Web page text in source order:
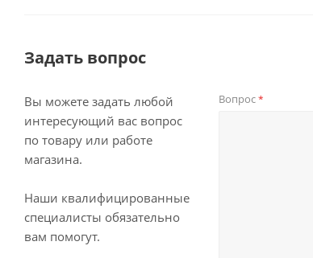
Задать вопрос
Вы можете задать любой
интересующий вас вопрос
по товару или работе
магазина.
Наши квалифицированные
специалисты обязательно
вам помогут.
Вопрос*